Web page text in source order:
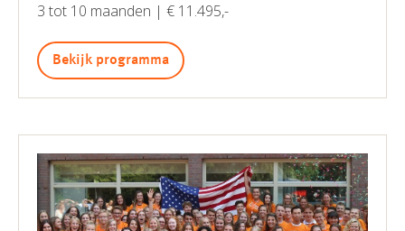
3 tot 10 maanden | € 11.495,-
Bekijk programma